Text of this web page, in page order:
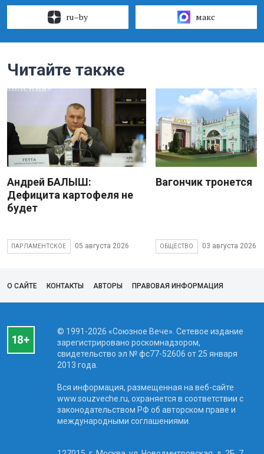
ru–by макс
Читайте также
Андрей БАЛЫШ:
Дефицита картофеля не
будет
ПАРЛАМЕНТСКОЕ 05 августа 2026
Вагончик тронется
ОБЩЕСТВО 03 августа 2026
О САЙТЕ КОНТАКТЫ АВТОРЫ ПРАВОВАЯ ИНФОРМАЦИЯ
© 1991-2026 «Союзное Вече». Сетевое издание
зарегистрировано роскомнадзором,
свидетельство эл № фc77-52606 от 25 января
2013 года.
Вся информация, размещенная на веб-сайте
www.souzveche.ru, охраняется в соответствии с
законодательством РФ об авторском праве и
международными соглашениями.